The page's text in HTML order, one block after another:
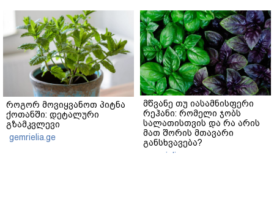
როგორ მოვიყვანოთ პიტნა
ქოთანში: დეტალური
გზამკვლევი
gemrielia.ge
მწვანე თუ იასამნისფერი
რეჰანი: რომელი ჯობს
სალათისთვის და რა არის
მათ შორის მთავარი
განსხვავება?
gemrielia.ge